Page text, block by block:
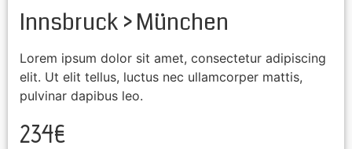
Innsbruck > München
Lorem ipsum dolor sit amet, consectetur adipiscing
elit. Ut elit tellus, luctus nec ullamcorper mattis,
pulvinar dapibus leo.
234€